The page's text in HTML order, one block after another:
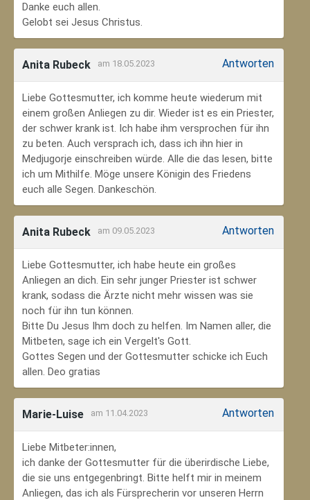
Danke euch allen.
Gelobt sei Jesus Christus.
Anita Rubeck am 18.05.2023 Antworten
Liebe Gottesmutter, ich komme heute wiederum mit
einem großen Anliegen zu dir. Wieder ist es ein Priester,
der schwer krank ist. Ich habe ihm versprochen für ihn
zu beten. Auch versprach ich, dass ich ihn hier in
Medjugorje einschreiben würde. Alle die das lesen, bitte
ich um Mithilfe. Möge unsere Königin des Friedens
euch alle Segen. Dankeschön.
Anita Rubeck am 09.05.2023 Antworten
Liebe Gottesmutter, ich habe heute ein großes
Anliegen an dich. Ein sehr junger Priester ist schwer
krank, sodass die Ärzte nicht mehr wissen was sie
noch für ihn tun können.
Bitte Du Jesus Ihm doch zu helfen. Im Namen aller, die
Mitbeten, sage ich ein Vergelt's Gott.
Gottes Segen und der Gottesmutter schicke ich Euch
allen. Deo gratias
Marie-Luise am 11.04.2023 Antworten
Liebe Mitbeter:innen,
ich danke der Gottesmutter für die überirdische Liebe,
die sie uns entgegenbringt. Bitte helft mir in meinem
Anliegen, das ich als Fürsprecherin vor unseren Herrn